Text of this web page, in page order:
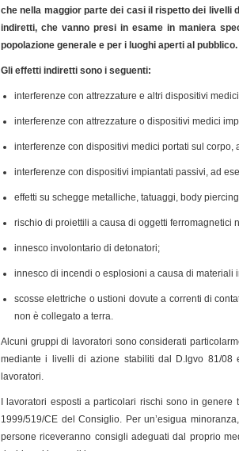
che nella maggior parte dei casi il rispetto dei
indiretti, che vanno presi in esame in maniera
popolazione generale e per i luoghi aperti al pubblico.
Gli effetti indiretti sono i seguenti:
interferenze con attrezzature e altri dispositivi
interferenze con attrezzature o dispositivi medici
interferenze con dispositivi medici portati sul
interferenze con dispositivi impiantati passivi, ad
effetti su schegge metalliche, tatuaggi, body
rischio di proiettili a causa di oggetti ferromagnetici
innesco involontario di detonatori;
innesco di incendi o esplosioni a causa di materiali
scosse elettriche o ustioni dovute a correnti di
non è collegato a terra.
Alcuni gruppi di lavoratori sono considerati
mediante i livelli di azione stabiliti dal D.lgvo 81/
lavoratori.
I lavoratori esposti a particolari rischi sono in
1999/519/CE del Consiglio. Per un’esigua
persone riceveranno consigli adeguati dal proprio